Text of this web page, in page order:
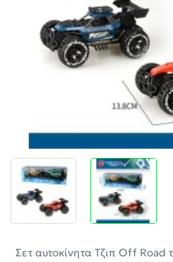
Σετ αυτοκίνητα Τζιπ Off